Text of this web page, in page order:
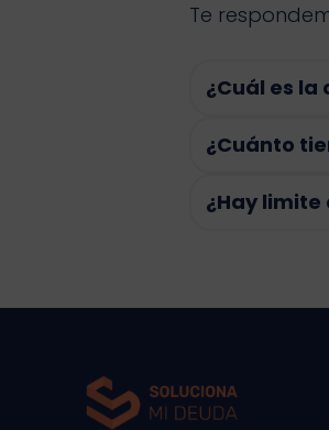
Te
¿Cuál es
¿Cuánto
¿Hay